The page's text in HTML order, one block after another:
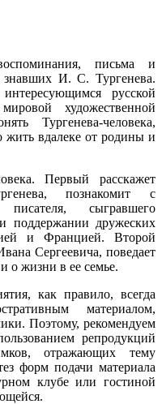
письма и
знавших И. С. Тургенева.
русской
художественной
Тургенева-человека,
вдалеке от родины и
Первый расскажет
познакомит с
писателя, сыгравшего
поддержании дружеских
и Францией. Второй
Сергеевича, поведает
о жизни в ее семье.
как правило, всегда
материалом,
Поэтому, рекомендуем
репродукций
отражающих тему
форм подачи материала
клубе или гостиной